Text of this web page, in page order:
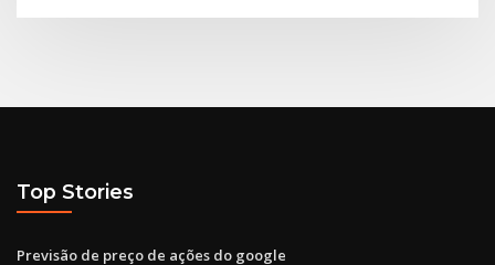
Top Stories
Previsão de preço de ações do google